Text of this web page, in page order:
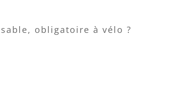
obligatoire à vélo ?